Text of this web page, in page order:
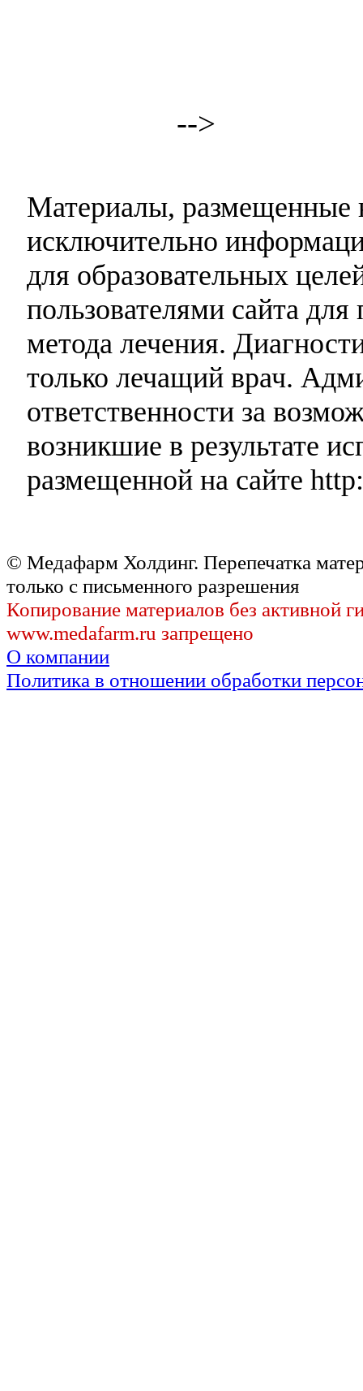
-->
Материалы, размещенные
исключительно
для образовательных
пользователями сайта
метода лечения.
только лечащий врач.
ответственности за
возникшие в результате
размещенной на сайте
© Медафарм Холдинг. Перепечатка
только с письменного разрешения
Копирование материалов без активной
www.medafarm.ru запрещено
О компании
Политика в отношении обработки